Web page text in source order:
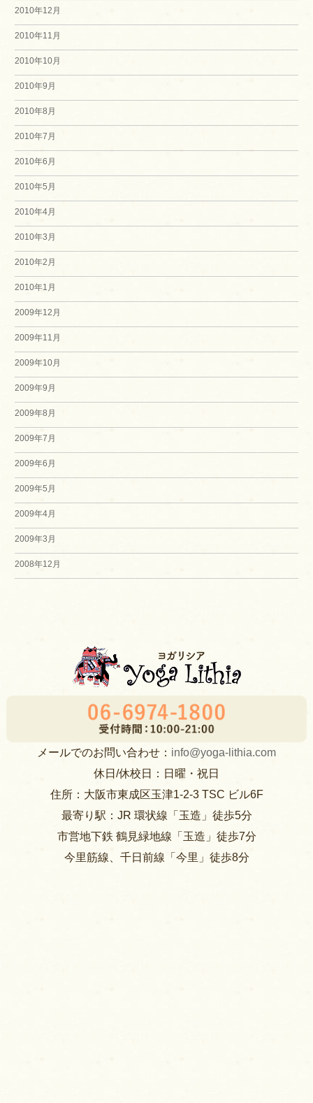
2010年12月
2010年11月
2010年10月
2010年9月
2010年8月
2010年7月
2010年6月
2010年5月
2010年4月
2010年3月
2010年2月
2010年1月
2009年12月
2009年11月
2009年10月
2009年9月
2009年8月
2009年7月
2009年6月
2009年5月
2009年4月
2009年3月
2008年12月
メールでのお問い合わせ： info@yoga-lithia.com
休日/休校日：日曜・祝日
住所：大阪市東成区玉津1-2-3 TSC ビル6F
最寄り駅：JR 環状線「玉造」徒歩5分
市営地下鉄 鶴見緑地線「玉造」徒歩7分
今里筋線、千日前線「今里」徒歩8分